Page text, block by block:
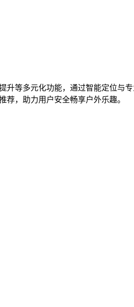
等多元化功能，通过智能定位与
，助力用户安全畅享户外乐趣。